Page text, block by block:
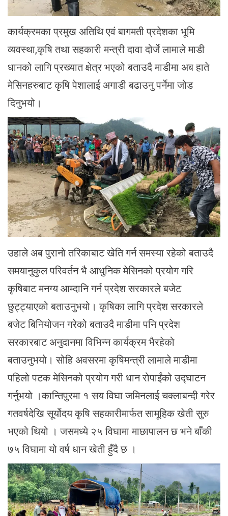
कार्यक्रमका प्रमुख अतिथि एवं बागमती प्रदेशका भूमि
व्यवस्था,कृषि तथा सहकारी मन्त्री दावा दोर्जे लामाले माडी
धानको लागि प्रख्यात क्षेत्र भएको बताउदै माडीमा अब हाते
मेसिनहरुबाट कृषि पेशालाई अगाडी बढाउनु पर्नेमा जोड
दिनुभयो।
उहाले अब पुरानो तरिकाबाट खेति गर्न समस्या रहेको बताउदै
समयानुकुल परिवर्तन भै आधुनिक मेसिनको प्रयोग गरि
कृषिबाट मनग्य आम्दानि गर्न प्रदेश सरकारले बजेट
छुट्ट्याएको बताउनुभयो। कृषिका लागि प्रदेश सरकारले
बजेट बिनियोजन गरेको बताउदै माडीमा पनि प्रदेश
सरकारबाट अनुदानमा विभिन्न कार्यक्रम भैरहेको
बताउनुभयो। सोहि अवसरमा कृषिमन्त्री लामाले माडीमा
पहिलो पटक मेसिनको प्रयोग गरी धान रोपाईंको उद्घाटन
गर्नुभयो ।कान्तिपुरमा १ सय विघा जमिनलाई चक्लाबन्दी गरेर
गतवर्षदेखि सूर्योदय कृषि सहकारीमार्फत सामूहिक खेती सुरु
भएको थियो । जसमध्ये २५ विघामा माछापालन छ भने बाँकी
७५ विघामा यो वर्ष धान खेती हुँदै छ ।